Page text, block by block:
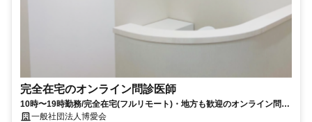
完全在宅のオンライン問診医師
10時〜19時勤務/完全在宅(フルリモート)・地方も歓迎のオンライン問診
業務一般社団法人博愛会